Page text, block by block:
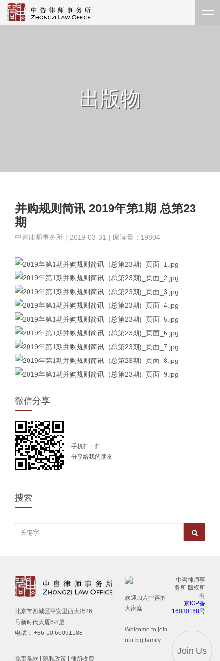
出版物
并购规则简讯 2019年第1期 总第23
期
中咨律师事务所 | 2019-03-31 | 阅读量：19804
微信分享
手机扫一扫
分享给我的朋友
搜索
北京市西城区平安里西大街26
号新时代大厦6-8层
电话： +86-10-66091188
免责条款 隐私政策 律所收费
欢迎加入中咨的
大家庭
Welcome to join
our big family.
中咨律师事
务所 版权所
有
京ICP备
16030168号
Join Us